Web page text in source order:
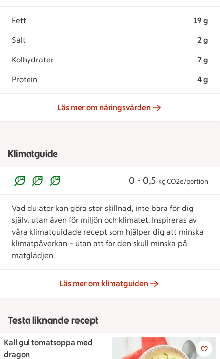
Fett 19 g
Salt 2 g
Kolhydrater 7 g
Protein 4 g
Läs mer om näringsvärden
Klimatguide
0 - 0,5 kg CO2e/portion
Vad du äter kan göra stor skillnad, inte bara för dig
själv, utan även för miljön och klimatet. Inspireras av
våra klimatguidade recept som hjälper dig att minska
klimatpåverkan – utan att för den skull minska på
matglädjen.
Läs mer om klimatguiden
Testa liknande recept
Kall gul tomatsoppa med
dragon
Kall gul tomatsoppa med